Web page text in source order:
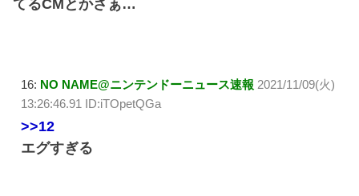
てるCMとかさぁ…
16: NO NAME@ニンテンドーニュース速報 2021/11/09(火)
13:26:46.91 ID:iTOpetQGa
>>12
エグすぎる